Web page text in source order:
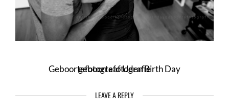
Geboortefotograaf Uden Birth Day geboortefotografie
LEAVE A REPLY